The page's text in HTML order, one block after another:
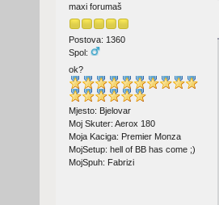
maxi forumaš
Postova: 1360
Spol:
ok?
Mjesto: Bjelovar
Moj Skuter: Aerox 180
Moja Kaciga: Premier Monza
MojSetup: hell of BB has come ;)
MojSpuh: Fabrizi